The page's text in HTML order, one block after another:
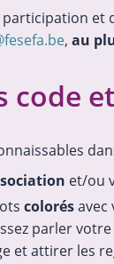
, au
code
et/ou
colorésavec
parler
et attirer les